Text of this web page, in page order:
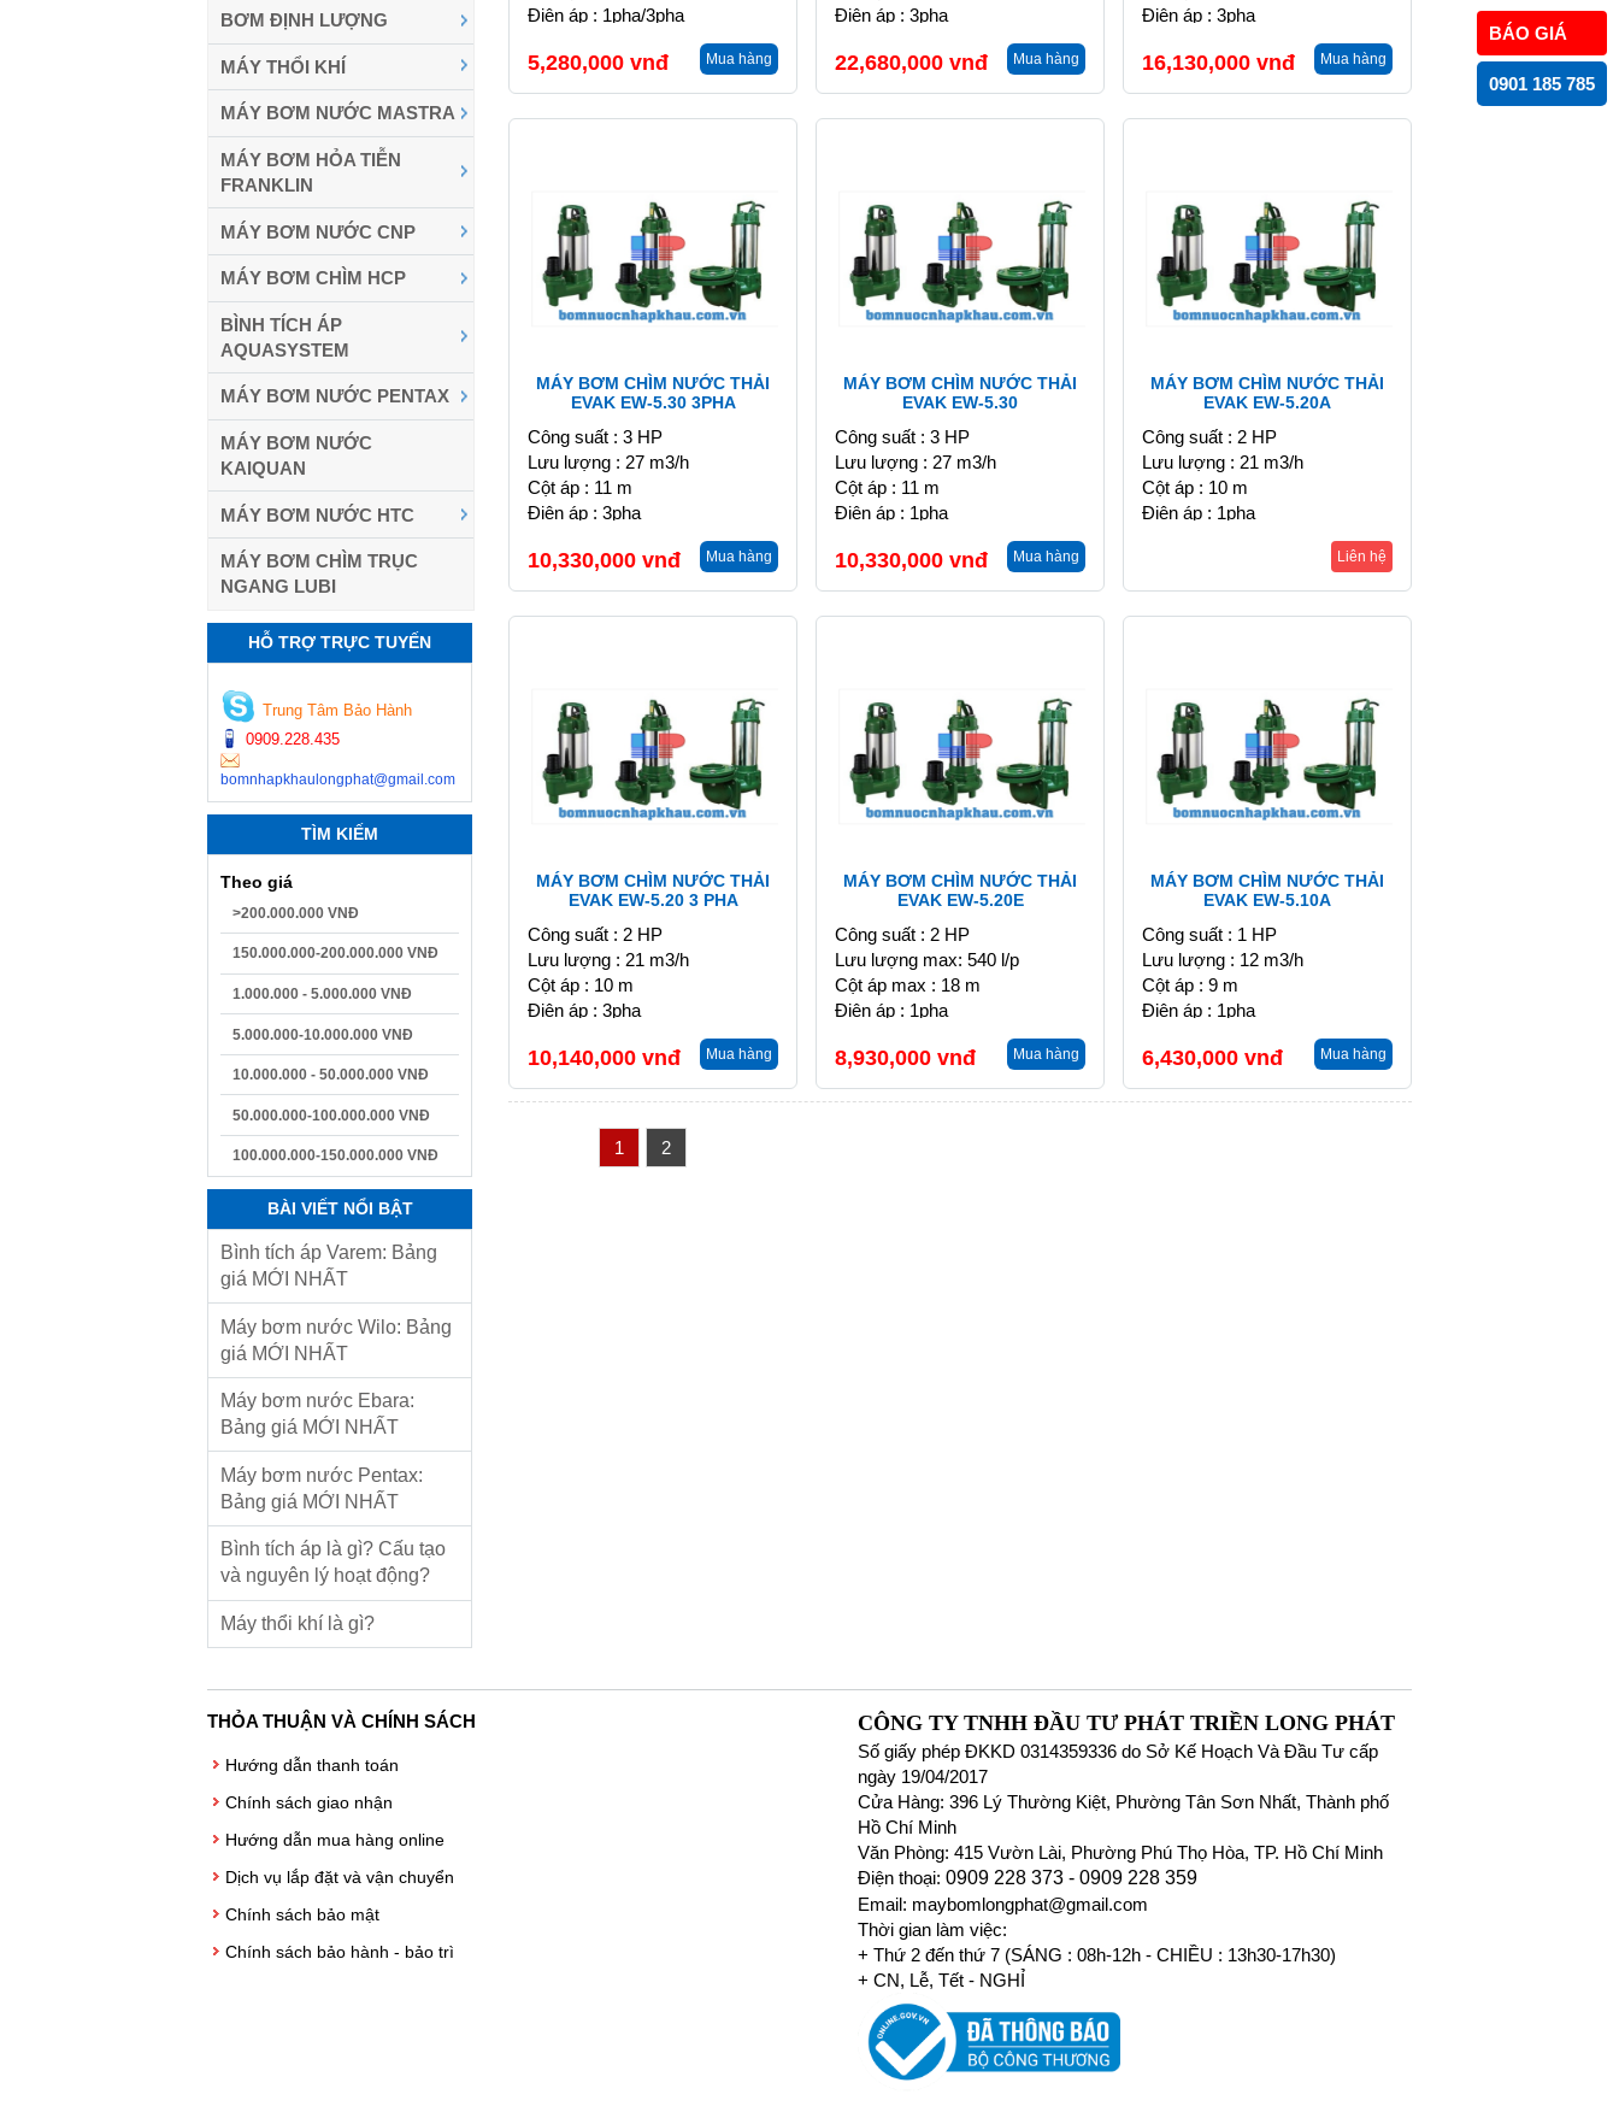
BÁO GIÁ
0901 185 785
BƠM ĐỊNH LƯỢNG
MÁY THỔI KHÍ
MÁY BƠM NƯỚC MASTRA
MÁY BƠM HỎA TIỄN
FRANKLIN
MÁY BƠM NƯỚC CNP
MÁY BƠM CHÌM HCP
BÌNH TÍCH ÁP
AQUASYSTEM
MÁY BƠM NƯỚC PENTAX
MÁY BƠM NƯỚC
KAIQUAN
MÁY BƠM NƯỚC HTC
MÁY BƠM CHÌM TRỤC
NGANG LUBI
HỖ TRỢ TRỰC TUYẾN
Trung Tâm Bảo Hành
0909.228.435
bomnhapkhaulongphat@gmail.com
TÌM KIẾM
Theo giá
>200.000.000 VNĐ
150.000.000-200.000.000 VNĐ
1.000.000 - 5.000.000 VNĐ
5.000.000-10.000.000 VNĐ
10.000.000 - 50.000.000 VNĐ
50.000.000-100.000.000 VNĐ
100.000.000-150.000.000 VNĐ
BÀI VIẾT NỔI BẬT
Bình tích áp Varem: Bảng
giá MỚI NHẤT
Máy bơm nước Wilo: Bảng
giá MỚI NHẤT
Máy bơm nước Ebara:
Bảng giá MỚI NHẤT
Máy bơm nước Pentax:
Bảng giá MỚI NHẤT
Bình tích áp là gì? Cấu tạo
và nguyên lý hoạt động?
Máy thổi khí là gì?
Điện áp : 1pha/3pha
5,280,000 vnđ Mua hàng
Điện áp : 3pha
22,680,000 vnđ Mua hàng
Điện áp : 3pha
16,130,000 vnđ Mua hàng
MÁY BƠM CHÌM NƯỚC THẢI
EVAK EW-5.30 3PHA
Công suất : 3 HP
Lưu lượng : 27 m3/h
Cột áp : 11 m
Điện áp : 3pha
10,330,000 vnđ Mua hàng
MÁY BƠM CHÌM NƯỚC THẢI
EVAK EW-5.30
Công suất : 3 HP
Lưu lượng : 27 m3/h
Cột áp : 11 m
Điện áp : 1pha
10,330,000 vnđ Mua hàng
MÁY BƠM CHÌM NƯỚC THẢI
EVAK EW-5.20A
Công suất : 2 HP
Lưu lượng : 21 m3/h
Cột áp : 10 m
Điện áp : 1pha
Liên hệ
MÁY BƠM CHÌM NƯỚC THẢI
EVAK EW-5.20 3 PHA
Công suất : 2 HP
Lưu lượng : 21 m3/h
Cột áp : 10 m
Điện áp : 3pha
10,140,000 vnđ Mua hàng
MÁY BƠM CHÌM NƯỚC THẢI
EVAK EW-5.20E
Công suất : 2 HP
Lưu lượng max: 540 l/p
Cột áp max : 18 m
Điện áp : 1pha
8,930,000 vnđ Mua hàng
MÁY BƠM CHÌM NƯỚC THẢI
EVAK EW-5.10A
Công suất : 1 HP
Lưu lượng : 12 m3/h
Cột áp : 9 m
Điện áp : 1pha
6,430,000 vnđ Mua hàng
1 2
THỎA THUẬN VÀ CHÍNH SÁCH
Hướng dẫn thanh toán
Chính sách giao nhận
Hướng dẫn mua hàng online
Dịch vụ lắp đặt và vận chuyển
Chính sách bảo mật
Chính sách bảo hành - bảo trì
CÔNG TY TNHH ĐẦU TƯ PHÁT TRIỀN LONG PHÁT
Số giấy phép ĐKKD 0314359336 do Sở Kế Hoạch Và Đầu Tư cấp
ngày 19/04/2017
Cửa Hàng: 396 Lý Thường Kiệt, Phường Tân Sơn Nhất, Thành phố
Hồ Chí Minh
Văn Phòng: 415 Vườn Lài, Phường Phú Thọ Hòa, TP. Hồ Chí Minh
Điện thoại: 0909 228 373 - 0909 228 359
Email: maybomlongphat@gmail.com
Thời gian làm việc:
+ Thứ 2 đến thứ 7 (SÁNG : 08h-12h - CHIỀU : 13h30-17h30)
+ CN, Lễ, Tết - NGHỈ